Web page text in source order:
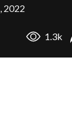
2022
1.3k